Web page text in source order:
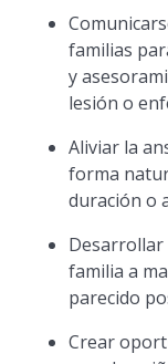
familias
y
lesión o
Aliviar la
forma
duración o
Desarrollar
familia a
parecido
Crear